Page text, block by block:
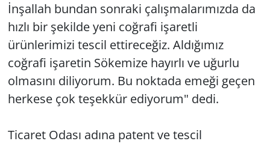
İnşallah bundan sonraki çalışmalarımızda da
hızlı bir şekilde yeni coğrafi işaretli
ürünlerimizi tescil ettireceğiz. Aldığımız
coğrafi işaretin Sökemize hayırlı ve uğurlu
olmasını diliyorum. Bu noktada emeği geçen
herkese çok teşekkür ediyorum" dedi.
Ticaret Odası adına patent ve tescil